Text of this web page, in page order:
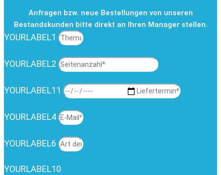
Anfragen bzw. neue Bestellungen von unseren
Bestandskunden bitte direkt an Ihren Manager stellen.
YOURLABEL1
YOURLABEL2
YOURLABEL11
YOURLABEL4
YOURLABEL6
YOURLABEL10